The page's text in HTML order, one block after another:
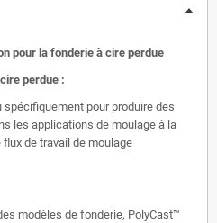
pour la fonderie à cire perdue
perdue :
pour produire des
les applications de moulage à la
de travail de moulage
modèles de fonderie, PolyCast™